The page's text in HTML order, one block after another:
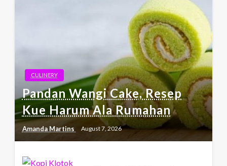
CULINERY
Pandan Wangi Cake, Resep
Kue Harum Ala Rumahan
Amanda Martins August 7, 2026